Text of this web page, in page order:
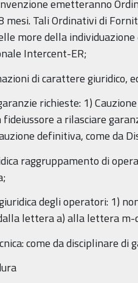
emetteranno
mesi. Tali Ordinativi di
more della
Intercent-ER;
di carattere giuridico,
richieste: 1)
fideiussore a rilasciare
definitiva, come da
raggruppamento di
degli operatori: 1)
lettera a) alla lettera
come da disciplinare di